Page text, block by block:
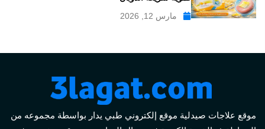
مارس 12, 2026
موقع علاجات صيدلية موقع إلكتروني طبي يدار بواسطة مجموعه من